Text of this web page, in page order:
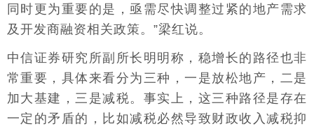
同时更为重要的是，亟需尽快调整过紧的地产需求
及开发商融资相关政策。”梁红说。
中信证券研究所副所长明明称，稳增长的路径也非
常重要，具体来看分为三种，一是放松地产，二是
加大基建，三是减税。事实上，这三种路径是存在
一定的矛盾的，比如减税必然导致财政收入减税抑